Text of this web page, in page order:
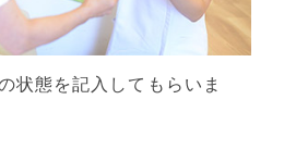
状態を記入してもらいま